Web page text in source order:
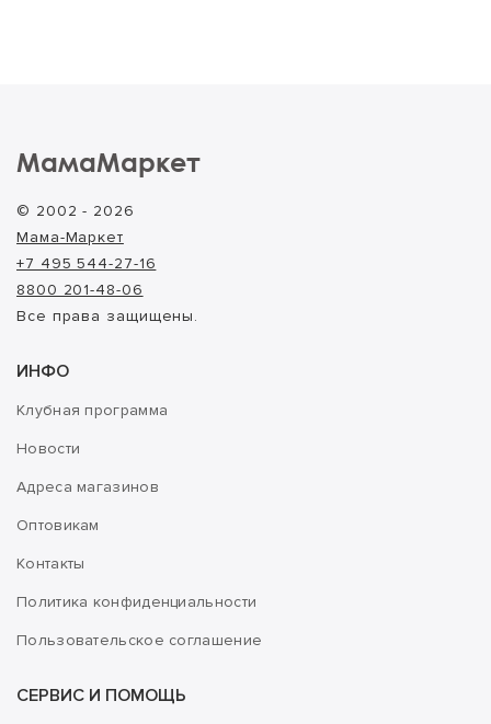
МамаМаркет
© 2002 - 2026
Мама-Маркет
+7 495 544-27-16
8800 201-48-06
Все права защищены.
ИНФО
Клубная программа
Новости
Адреса магазинов
Оптовикам
Контакты
Политика конфиденциальности
Пользовательское соглашение
СЕРВИС И ПОМОЩЬ